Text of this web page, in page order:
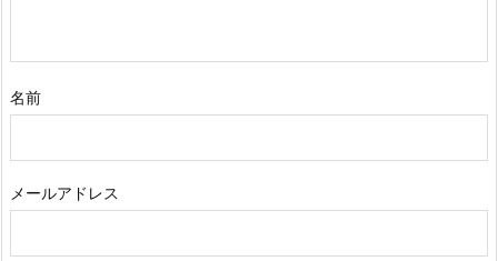
名前
メールアドレス